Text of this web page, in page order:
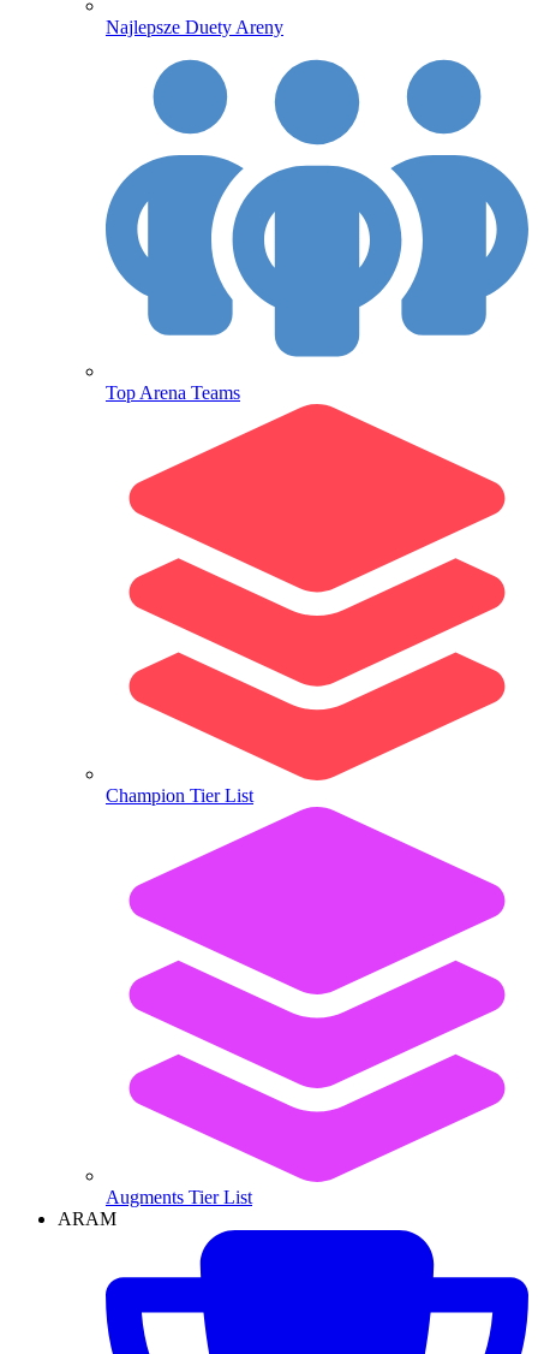
Najlepsze Duety Areny
Top Arena Teams
Champion Tier List
Augments Tier List
ARAM